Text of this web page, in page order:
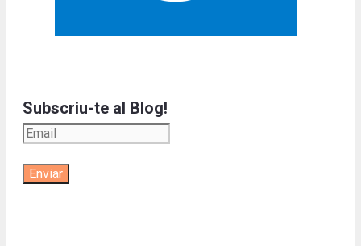
Subscriu-te al Blog!